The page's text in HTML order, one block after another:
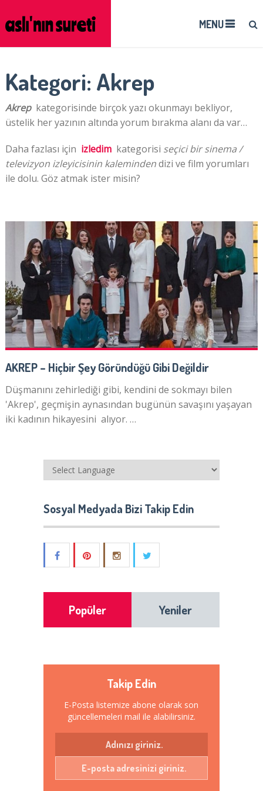
MENU
Kategori: Akrep
Akrep kategorisinde birçok yazı okunmayı bekliyor,
üstelik her yazının altında yorum bırakma alanı da var…
Daha fazlası için izledimkategorisi seçici bir sinema /
televizyon izleyicisinin kalemindendizi ve film yorumları
ile dolu. Göz atmak ister misin?
AKREP – Hiçbir Şey Göründüğü Gibi Değildir
Düşmanını zehirlediği gibi, kendini de sokmayı bilen
'Akrep', geçmişin aynasından bugünün savaşını yaşayan
iki kadının hikayesini alıyor. …
Sosyal Medyada Bizi Takip Edin
Popüler Yeniler
Takip Edin
E-Posta listemize abone olarak son
güncellemeleri mail ile alabilirsiniz.